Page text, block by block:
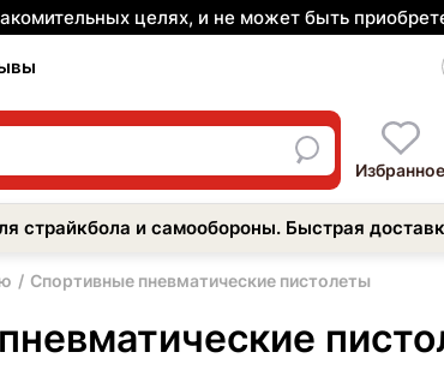
целях, и не может быть
Избранное
страйкбола и самообороны. Быстрая
Спортивные пневматические пистолеты